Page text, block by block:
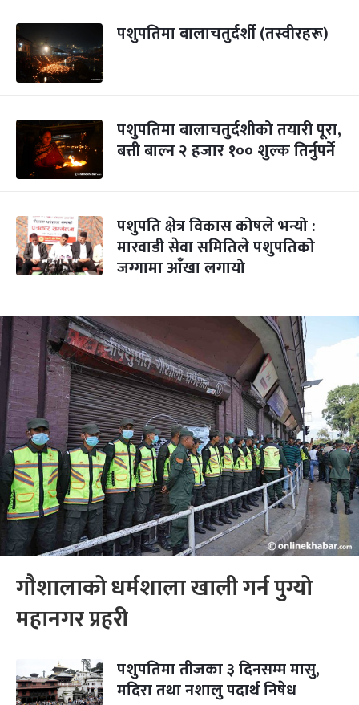
पशुपतिमा बालाचतुर्दर्शी (तस्वीरहरू)
पशुपतिमा बालाचतुर्दशीको तयारी पूरा,
बत्ती बाल्न २ हजार १०० शुल्क तिर्नुपर्ने
पशुपति क्षेत्र विकास कोषले भन्यो :
मारवाडी सेवा समितिले पशुपतिको
जग्गामा आँखा लगायो
गौशालाको धर्मशाला खाली गर्न पुग्यो
महानगर प्रहरी
पशुपतिमा तीजका ३ दिनसम्म मासु,
मदिरा तथा नशालु पदार्थ निषेध